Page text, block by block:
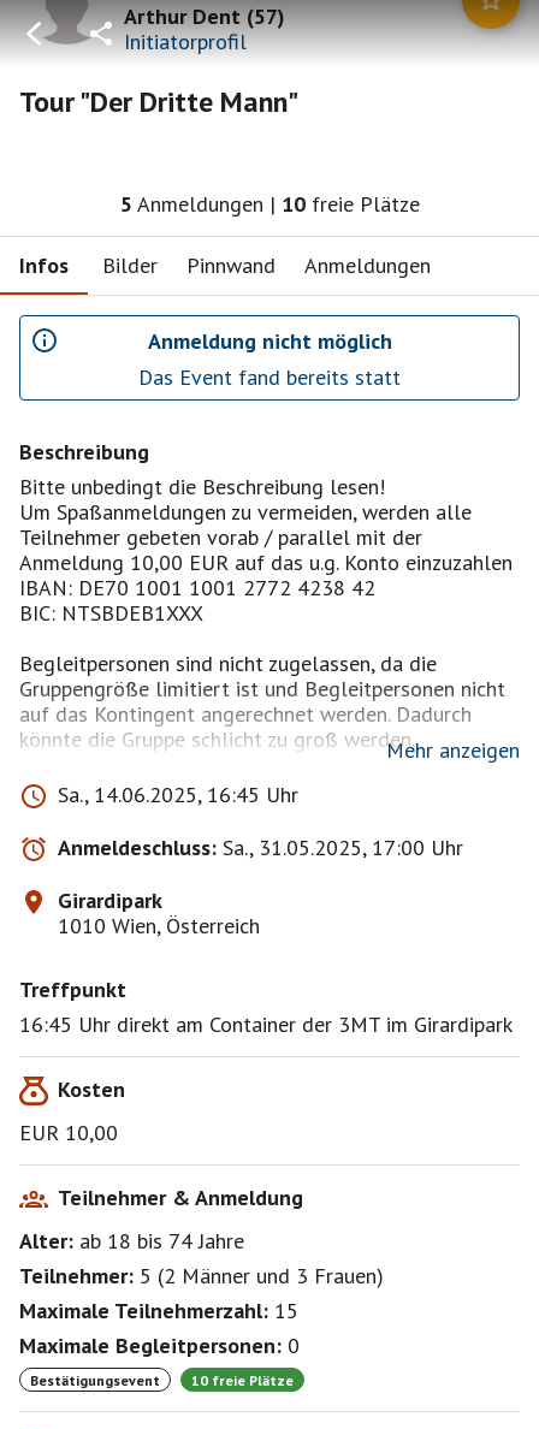
Arthur Dent(57)
Initiatorprofil
Tour "Der Dritte Mann"
5 Anmeldungen | 10 freie Plätze
Infos Bilder Pinnwand Anmeldungen
Anmeldung nicht möglich
Das Event fand bereits statt
Beschreibung
Bitte unbedingt die Beschreibung lesen!
Um Spaßanmeldungen zu vermeiden, werden alle
Teilnehmer gebeten vorab / parallel mit der
Anmeldung 10,00 EUR auf das u.g. Konto einzuzahlen
IBAN: DE70 1001 1001 2772 4238 42
BIC: NTSBDEB1XXX
Begleitpersonen sind nicht zugelassen, da die
Gruppengröße limitiert ist und Begleitpersonen nicht
auf das Kontingent angerechnet werden. Dadurch
könnte die Gruppe schlicht zu groß werden.
AGB & Sicherheitshinweise mit Hausordnung sind hier
zu finden:
https://www.drittemanntour.at/de/downloads
Mit der Anmeldung wird bestätigt die
Sicherheitshinweise & Hausordnung sowie die AGB zur
Kenntnis genommen zu haben und zu akzeptieren.
Achtung: Stiegen müssen gegangen werden und
Geruchsbelästigungen können auftreten! Auch könnte
Zur genaueren Lage siehe auch den Stadtplan bei den
Downloads (s.o.)
Mehr anzeigen
Sa., 14.06.2025, 16:45 Uhr
Anmeldeschluss: Sa., 31.05.2025, 17:00 Uhr
Girardipark
1010 Wien, Österreich
Treffpunkt
16:45 Uhr direkt am Container der 3MT im Girardipark
Kosten
EUR 10,00
Teilnehmer & Anmeldung
Alter: ab 18 bis 74Jahre
Teilnehmer: 5 (2 Männer und 3 Frauen)
Maximale Teilnehmerzahl: 15
Maximale Begleitpersonen: 0
Bestätigungsevent 10 freie Plätze